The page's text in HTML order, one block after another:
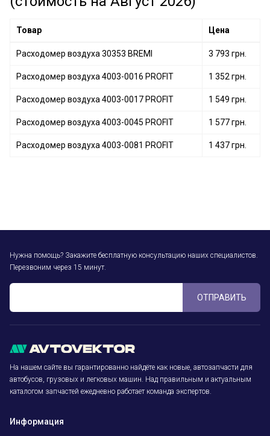
Расходомер воздуха 0 280 218 116 BOSCH
Товар Цена
Расходомер воздуха 30353 BREMI 3 793 грн.
Расходомер воздуха 4003-0016 PROFIT 1 352 грн.
Расходомер воздуха 4003-0017 PROFIT 1 549 грн.
Расходомер воздуха 4003-0045 PROFIT 1 577 грн.
Расходомер воздуха 4003-0081 PROFIT 1 437 грн.
Нужна помощь? Закажите бесплатную консультацию наших специалистов.
Перезвоним через 15 минут.
ОТПРАВИТЬ
На нашем сайте вы гарантированно найдёте как новые, автозапчасти для
автобусов, грузовых и легковых машин. Над правильным и актуальным
каталогом запчастей ежедневно работает команда экспертов.
Информация